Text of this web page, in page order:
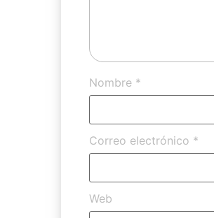
Nombre *
Correo electrónico *
Web